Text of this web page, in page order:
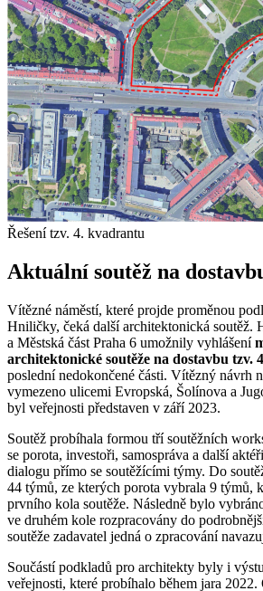
Řešení tzv. 4. kvadrantu
Aktuální soutěž na
Vítězné náměstí, které projde proměnou
Hniličky, čeká další architektonická soutěž.
a Městská část Praha 6 umožnily vyhlášení
architektonické soutěže na dostavbu tzv.
poslední nedokončené části. Vítězný návrh
vymezeno ulicemi Evropská, Šolínova a
byl veřejnosti představen v září 2023.
Soutěž probíhala formou tří soutěžních
se porota, investoři, samospráva a další
dialogu přímo se soutěžícími týmy. Do
44 týmů, ze kterých porota vybrala 9 týmů,
prvního kola soutěže. Následně bylo
ve druhém kole rozpracovány do
soutěže zadavatel jedná o zpracování
Součástí podkladů pro architekty byly i
veřejnosti, které probíhalo během jara